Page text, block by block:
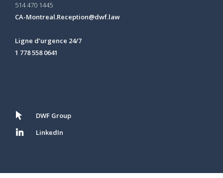
514 470 1445
CA-Montreal.Reception@dwf.law
Ligne d’urgence 24/7
1 778 558 0641
DWF Group
LinkedIn